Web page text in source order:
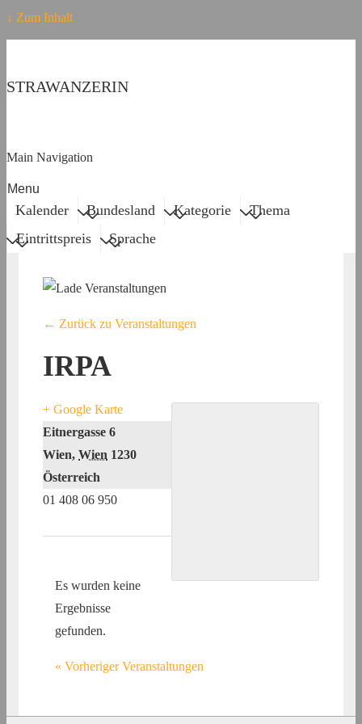
↓ Zum Inhalt
STRAWANZERIN
Main Navigation
Menu
Kalender Bundesland Kategorie
Thema
Eintrittspreis
Sprache
← Zurück zu Veranstaltungen
IRPA
+ Google Karte
Eitnergasse 6
Wien, Wien 1230
Österreich
01 408 06 950
Es wurden keine
Ergebnisse
gefunden.
« Vorheriger Veranstaltungen